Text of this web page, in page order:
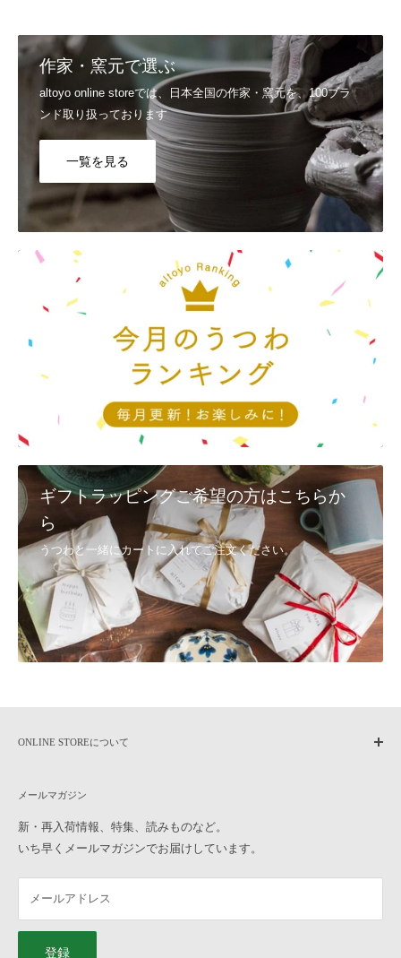
Shop Pay / Google Pay / Apple Pay / PayPal
▼クレジットカード決済
VISA / Mastercard / JCB / American Express / Diners Club
▼電子マネー決済
楽天ペイ / Paypay / メルペイ
詳しくはご利用ガイドの
支払い方法をご覧ください。
Q8, カートに入れたのに買えませんでした。
システムの都合上、「カートに入れる＝在庫を確保」ではございませ
ん。他のお客様が先に注文を完了した場合には、カートに入れていた
としても、完売してしまう場合もございます。ご了承ください。
Q9, 返品・交換は、対応可能でしょうか？
①配送時の破損
②注文と異なる商品・不良品
商品到着後3日以内に、メール又は電話(092-404-0968)で連絡し、 着
・代替品が在庫にある場合は、速やかに交換、発送させていただきま
す。
・在庫切れの商品に関しましては、後日発送、またはご返金とさせて
いただきます。
・メールでのご連絡は、
お問い合わせからお願いいたします。
③お客様のご都合（イメージと異なるなど） お客様のご都合による返
品・交換につきましては、未使用に限りお受けいたします。
商品到着後7日以内に こちらまでご連絡いただいた後、元払いにてご
返送ください。
8日以上過ぎた場合の返品・交換のご要望は、お受けできなくなりま
す。ご了承ください。
いたします。
・一度でもご使用になられた商品
・商品到着後8日以上経過した商品
・お取り置き、ご予約の商品
いですか？
「ギフトラッピングの色」と「ギフトタグの種類」を選んで、うつわ
と一緒にカートに入れてご注文ください。 ギフトラッピングについ
送信
作家・窯元で選ぶ
altoyo online storeでは、日本全国の作家・窯元を、100ブラ
ンド取り扱っております
一覧を見る
ギフトラッピングご希望の方はこちらか
ら
うつわと一緒にカートに入れてご注文ください。
メールマガジン
新・再入荷情報、特集、読みものなど。
いち早くメールマガジンでお届けしています。
メールアドレス
登録
ONLINE STOREについて
作家もののうつわについて
よくある質問
ご利用ガイド
横浜元町店へのお問い合わせ
特定商取引法に基づく表記
プライバシーポリシー